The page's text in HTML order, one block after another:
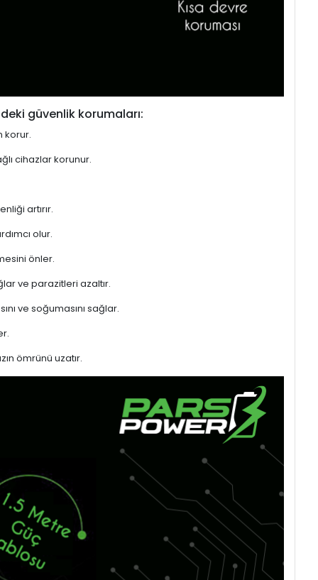
güvenlik korumaları:
korur.
cihazlar korunur.
artırır.
olur.
önler.
ve parazitleri azaltır.
ve soğumasını sağlar.
ömrünü uzatır.